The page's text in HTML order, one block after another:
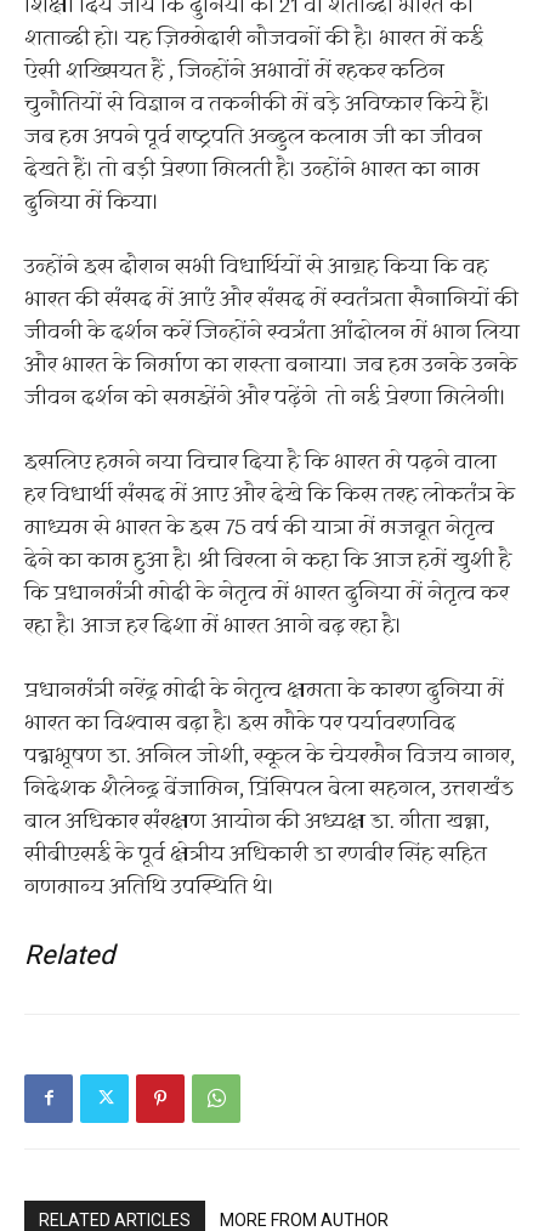
शताब्दी हो। यह ज़िम्मेदारी नौजवनों की है। भारत में कई
ऐसी शख्सियत हैं , जिन्होंने अभावों में रहकर कठिन
चुनौतियों से विज्ञान व तकनीकी में बड़े अविष्कार किये हैं।
जब हम अपने पूर्व राष्ट्रपति अब्दुल कलाम जी का जीवन
देखते हैं। तो बड़ी प्रेरणा मिलती है। उन्होंने भारत का नाम
दुनिया में किया।
उन्होंने इस दौरान सभी विधार्थियों से आग्रह किया कि वह
भारत की संसद में आएं और संसद में स्वतंत्रता सैनानियों की
जीवनी के दर्शन करें जिन्होंने स्वत्रंता आंदोलन में भाग लिया
और भारत के निर्माण का रास्ता बनाया। जब हम उनके उनके
जीवन दर्शन को समझेंगे और पढ़ेंगे तो नई प्रेरणा मिलेगी।
इसलिए हमने नया विचार दिया है कि भारत मे पढ़ने वाला
हर विधार्थी संसद में आए और देखे कि किस तरह लोकतंत्र के
माध्यम से भारत के इस 75 वर्ष की यात्रा में मजबूत नेतृत्व
देने का काम हुआ है। श्री बिरला ने कहा कि आज हमें खुशी है
कि प्रधानमंत्री मोदी के नेतृत्व में भारत दुनिया में नेतृत्व कर
रहा है। आज हर दिशा में भारत आगे बढ़ रहा है।
प्रधानमंत्री नरेंद्र मोदी के नेतृत्व क्षमता के कारण दुनिया में
भारत का विश्वास बढ़ा है। इस मौके पर पर्यावरणविद
पद्मभूषण डा. अनिल जोशी, स्कूल के चेयरमैन विजय नागर,
निदेशक शैलेन्द्र बेंजामिन, प्रिंसिपल बेला सहगल, उत्तराखंड
बाल अधिकार संरक्षण आयोग की अध्यक्ष डा. गीता खन्ना,
सीबीएसई के पूर्व क्षेत्रीय अधिकारी डा रणबीर सिंह सहित
गणमान्य अतिथि उपस्थिति थे।
Related
RELATED ARTICLES MORE FROM AUTHOR